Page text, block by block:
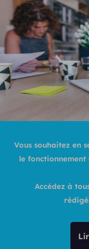
Vous souhaitez en
le fonctionnement
Accédez à